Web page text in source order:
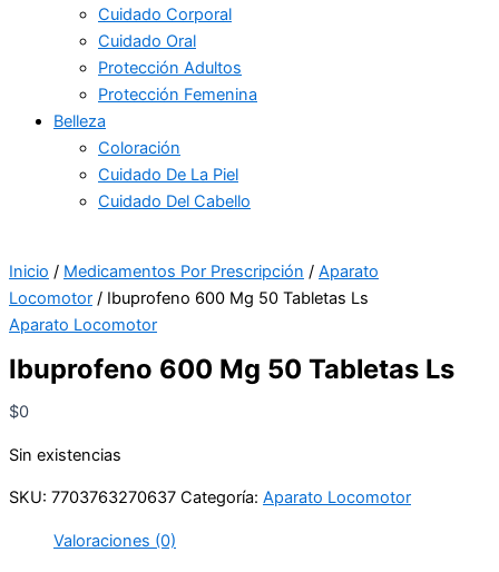
Cuidado Corporal
Cuidado Oral
Protección Adultos
Protección Femenina
Belleza
Coloración
Cuidado De La Piel
Cuidado Del Cabello
Inicio / Medicamentos Por Prescripción / Aparato
Locomotor / Ibuprofeno 600 Mg 50 Tabletas Ls
Aparato Locomotor
Ibuprofeno 600 Mg 50 Tabletas Ls
$0
Sin existencias
SKU: 7703763270637 Categoría: Aparato Locomotor
Valoraciones (0)